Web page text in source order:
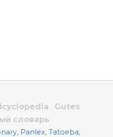
Gutes
словарь
, Panlex,Tatoeba,